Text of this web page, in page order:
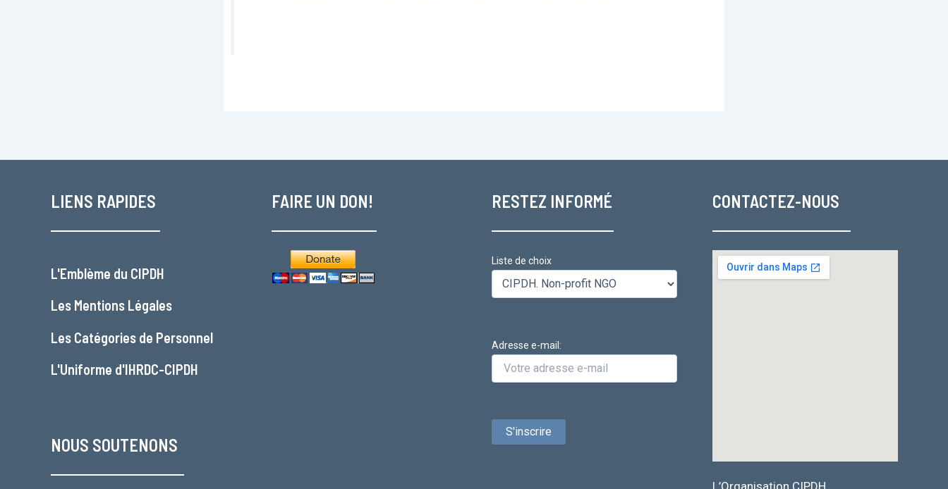
LIENS RAPIDES
L'Emblème du CIPDH
Les Mentions Légales
Les Catégories de Personnel
L'Uniforme d'IHRDC-CIPDH
NOUS SOUTENONS
FAIRE UN DON! RESTEZ INFORMÉ
Liste de choix
Adresse e-mail:
CONTACTEZ-NOUS